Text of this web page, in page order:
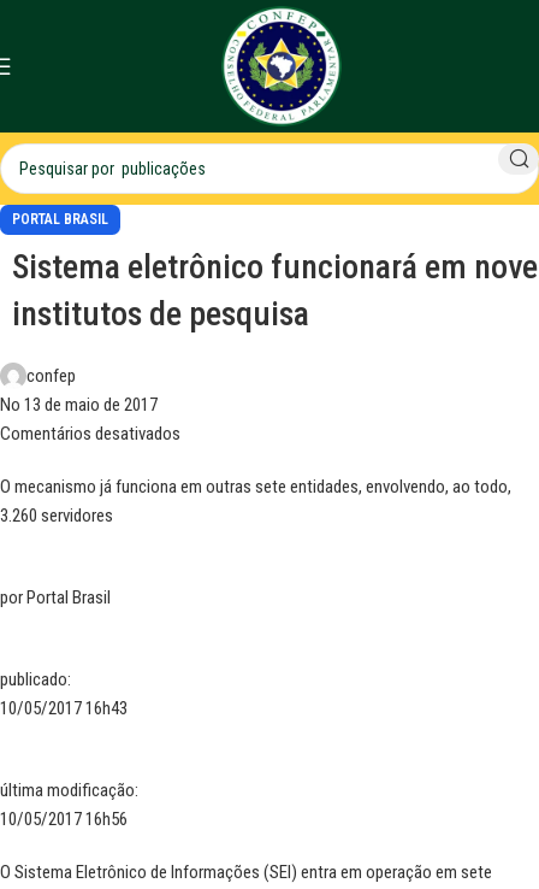
PORTAL BRASIL
Sistema eletrônico funcionará em nove
institutos de pesquisa
confep
No 13 de maio de 2017
Comentários desativados
O mecanismo já funciona em outras sete entidades, envolvendo, ao todo,
3.260 servidores
porPortal Brasil
publicado:
10/05/2017 16h43
última modificação:
10/05/2017 16h56
O Sistema Eletrônico de Informações (SEI) entra em operação em sete